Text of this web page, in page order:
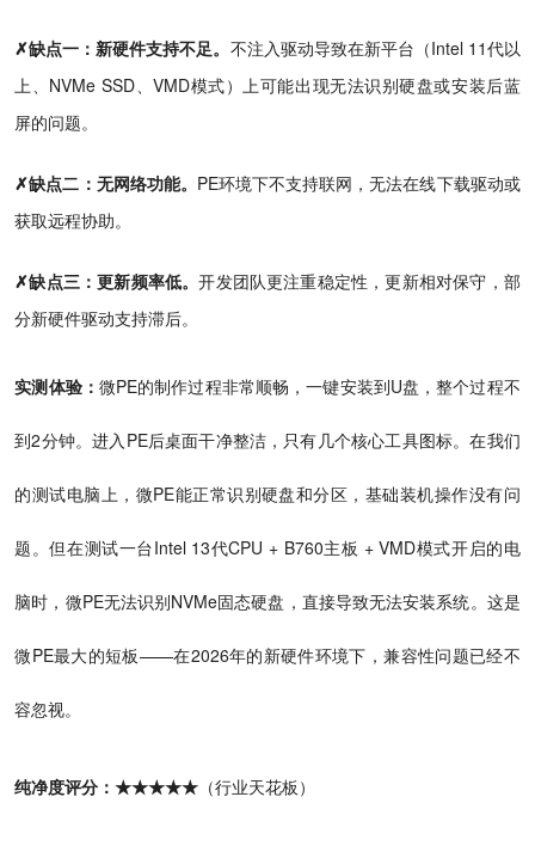
✗缺点一：新硬件支持不足。 不注入驱动导致在新平台（Intel 11代以
上、NVMe SSD、VMD模式）上可能出现无法识别硬盘或安装后蓝
屏的问题。
✗缺点二：无网络功能。 PE环境下不支持联网，无法在线下载驱动或
获取远程协助。
✗缺点三：更新频率低。开发团队更注重稳定性，更新相对保守，部
分新硬件驱动支持滞后。
实测体验： 微PE的制作过程非常顺畅，一键安装到U盘，整个过程不
到2分钟。进入PE后桌面干净整洁，只有几个核心工具图标。在我们
的测试电脑上，微PE能正常识别硬盘和分区，基础装机操作没有问
题。但在测试一台Intel 13代CPU + B760主板 + VMD模式开启的电
脑时，微PE无法识别NVMe固态硬盘，直接导致无法安装系统。这是
微PE最大的短板——在2026年的新硬件环境下，兼容性问题已经不
容忽视。
纯净度评分：★★★★★ （行业天花板）